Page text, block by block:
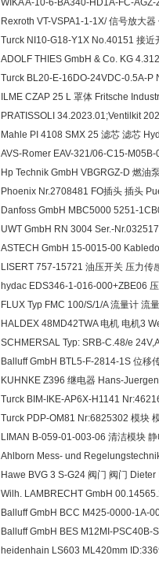
WIKA A-10-6-BA340-HD1A-FC-
Rexroth VT-VSPA1-1-1X/ 信号放大
Turck NI10-G18-Y1X No.40151 接
ADOLF THIES GmbH & Co. KG
Turck BL20-E-16DO-24VDC-0.5A-P
ILME CZAP 25 L 罩体 Fritsche
PRATISSOLI 34.2023.01;Ventilkit
Mahle PI 4108 SMX 25 滤芯 滤芯
AVS-Romer EAV-321/06-C15-
Hp Technik GmbH VBGRGZ-D 燃油
Phoenix Nr.2708481 FO插头 插头
Danfoss GmbH MBC5000 5251-
UWT GmbH RN 3004 Ser.-
ASTECH GmbH 15-0015-00
LISERT 757-15721 油压开关 压力
hydac EDS346-1-016-000+ZBE06
FLUX Typ FMC 100/S/1/A 流量计 流
HALDEX 48MD42TWA 电机 电机3
SCHMERSAL Typ: SRB-C.48/e
Balluff GmbH BTL5-F-2814-1S 位移
KUHNKE Z396 继电器 Hans-
Turck BIM-IKE-AP6X-H1141
Turck PDP-OM81 Nr:6825302 模块
LIMAN B-059-01-003-06 清洁模块
Ahlborn Mess- und
Hawe BVG 3 S-G24 阀门 阀门
Wilh. LAMBRECHT GmbH
Balluff GmbH BCC M425-0000-1A-
Balluff GmbH BES M12MI-PSC40B-
heidenhain LS603 ML420mm